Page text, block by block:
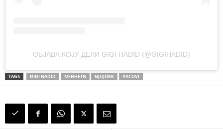
ОБЈАВА КОЈУ ДЕЛИ GIGI HADID (@GIGIHADID)
TAGS ĐIĐI HADID MENHETN NJUJORK PACOVI